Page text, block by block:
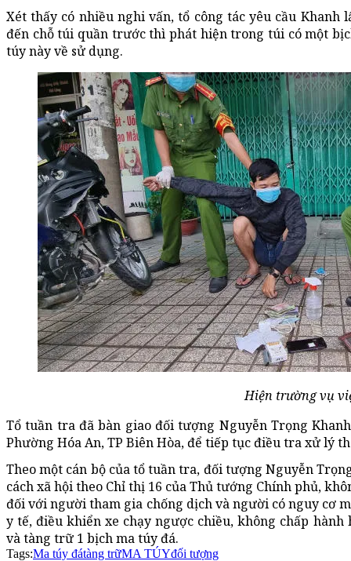
Xét thấy có nhiều nghi vấn, tổ công tác yêu cầu
đến chỗ túi quần trước thì phát hiện trong túi có một
túy này về sử dụng.
Hiện trường vụ
Tổ tuần tra đã bàn giao đối tượng Nguyễn Trọng
Phường Hóa An, TP Biên Hòa, để tiếp tục điều tra xử lý
Theo một cán bộ của tổ tuần tra, đối tượng Nguyễn
cách xã hội theo Chỉ thị 16 của Thủ tướng Chính phủ,
đối với người tham gia chống dịch và người có nguy cơ
y tế, điều khiển xe chạy ngược chiều, không chấp
và tàng trữ 1 bịch ma túy đá.
Tags:Ma túy đátàng trữMA TÚYđối tượng